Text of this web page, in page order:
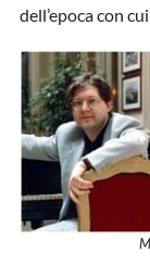
dell’epoca con